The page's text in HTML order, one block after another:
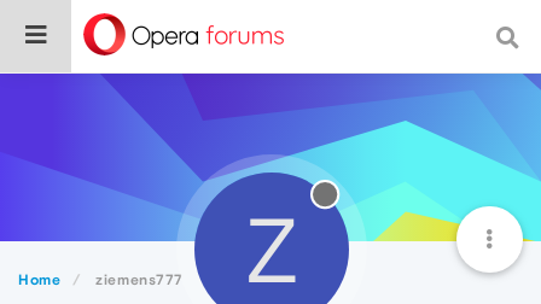
Home ziemens777 Z